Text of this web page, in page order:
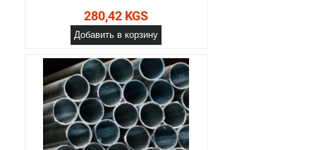
280,42 KGS
Добавить в корзину